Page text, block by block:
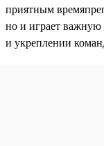
приятным
но и играет важную
и укреплении